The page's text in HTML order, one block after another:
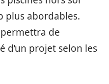
plus abordables.
de
d’un projet selon les